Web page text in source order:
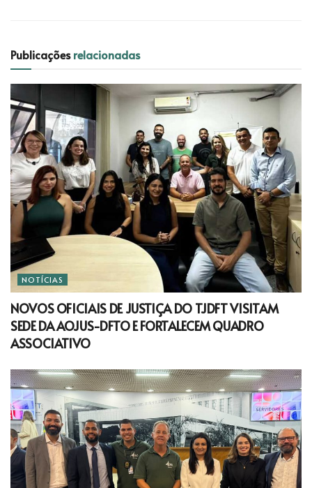
Publicaçõesrelacionadas
NOTÍCIAS
NOVOS OFICIAIS DE JUSTIÇA DO TJDFT VISITAM
SEDE DA AOJUS-DFTO E FORTALECEM QUADRO
ASSOCIATIVO